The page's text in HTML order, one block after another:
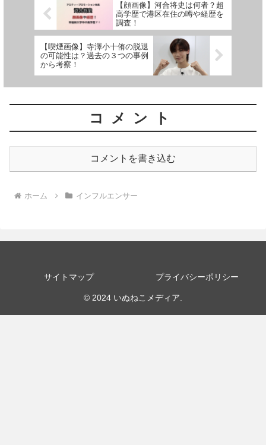
【顔画像】河合将史は何者？超
高学歴で港区在住の噂や経歴を
調査！
【喫煙画像】寺澤小十侑の脱退
の可能性は？過去の３つの事例
から考察！
コメント
コメントを書き込む
ホーム インフルエンサー
サイトマップ プライバシーポリシー
© 2024 いぬねこメディア.